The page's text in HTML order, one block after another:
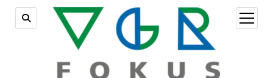
öppna
meny